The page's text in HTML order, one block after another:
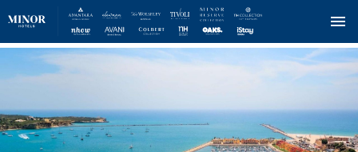
Salta
principale